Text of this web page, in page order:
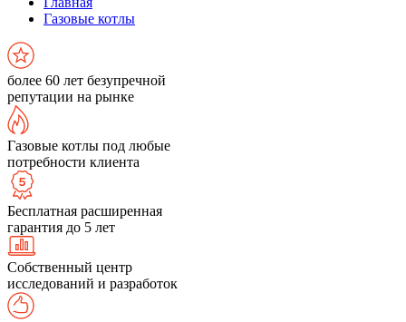
Газовые котлы
более 60 лет безупречной
репутации на рынке
Газовые котлы под любые
потребности клиента
Бесплатная расширенная
гарантия до 5 лет
Собственный центр
исследований и разработок